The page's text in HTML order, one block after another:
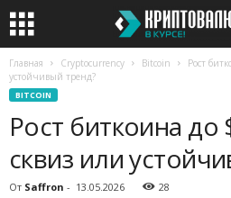
Главная Cryptocurrency Bitcoin
Рост
устойчивый тренд?
BITCOIN
Рост биткоина до
сквиз или
От Saffron - 13.05.2026 28